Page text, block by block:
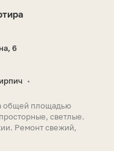
6
•
общей площадью
светлые.
Ремонт свежий,